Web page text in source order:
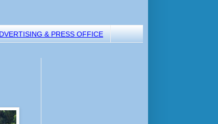
& PRESS OFFICE